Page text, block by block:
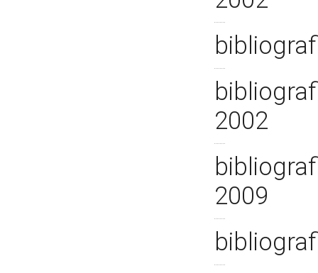
2002
2009